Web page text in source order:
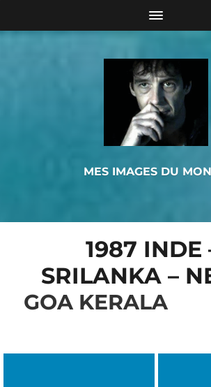
MES IMAGES DU
1987 INDE
SRILANKA –
GOA KERALA